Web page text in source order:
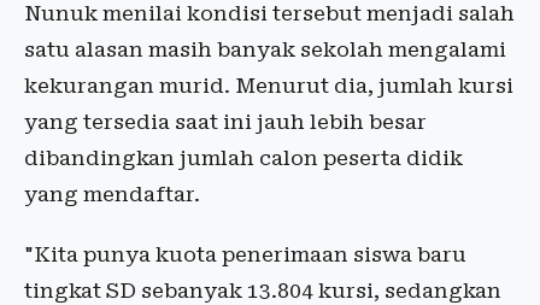
Nunuk menilai kondisi tersebut menjadi salah
satu alasan masih banyak sekolah mengalami
kekurangan murid. Menurut dia, jumlah kursi
yang tersedia saat ini jauh lebih besar
dibandingkan jumlah calon peserta didik
yang mendaftar.
"Kita punya kuota penerimaan siswa baru
tingkat SD sebanyak 13.804 kursi, sedangkan